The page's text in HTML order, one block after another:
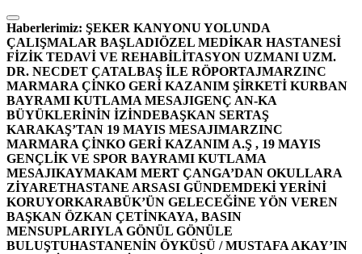
İçeriğe
atla
Haberlerimiz: ŞEKER KANYONU YOLUNDA
ÇALIŞMALAR BAŞLADIÖZEL MEDİKAR HASTANESİ
FİZİK TEDAVİ VE REHABİLİTASYON UZMANI UZM.
DR. NECDET ÇATALBAŞ İLE RÖPORTAJMARZINC
MARMARA ÇİNKO GERİ KAZANIM ŞİRKETİ KURBAN
BAYRAMI KUTLAMA MESAJIGENÇ AN-KA
BÜYÜKLERİNİN İZİNDEBAŞKAN SERTAŞ
KARAKAŞ’TAN 19 MAYIS MESAJIMARZINC
MARMARA ÇİNKO GERİ KAZANIM A.Ş , 19 MAYIS
GENÇLİK VE SPOR BAYRAMI KUTLAMA
MESAJIKAYMAKAM MERT ÇANGA’DAN OKULLARA
ZİYARETHASTANE ARSASI GÜNDEMDEKİ YERİNİ
KORUYORKARABÜK’ÜN GELECEĞİNE YÖN VEREN
BAŞKAN ÖZKAN ÇETİNKAYA, BASIN
MENSUPLARIYLA GÖNÜL GÖNÜLE
BULUŞTUHASTANENİN ÖYKÜSÜ / MUSTAFA AKAY’IN